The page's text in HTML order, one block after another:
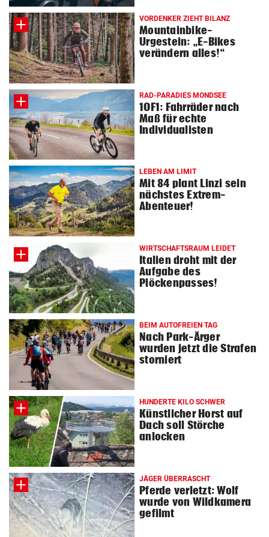
VORDENKER ZIEHT BILANZ
Mountainbike-
Urgestein: „E-Bikes
verändern alles!“
RAD-PARADIES MONDSEE
1OF1: Fahrräder nach
Maß für echte
Individualisten
LEBEN AM LIMIT
Mit 84 plant Linzi sein
nächstes Extrem-
Abenteuer!
WIRTSCHAFTSRAUM LEIDET
Italien droht mit der
Aufgabe des
Plöckenpasses!
BEIM AUTOFREIEN TAG
Nach Park-Ärger
wurden jetzt die Strafen
storniert
HUNDERTE KILO SCHWER
Künstlicher Horst auf
Dach soll Störche
anlocken
JÄGER ÜBERRASCHT
Pferde verletzt: Wolf
wurde von Wildkamera
gefilmt